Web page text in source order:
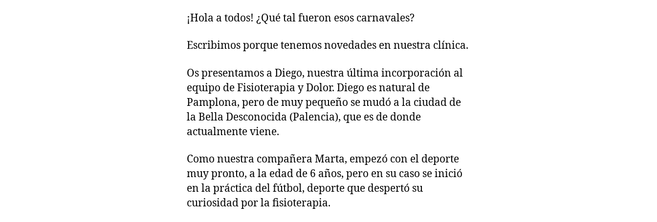
¡Hola a todos! ¿Qué tal fueron esos carnavales?
Escribimos porque tenemos novedades en nuestra clínica.
Os presentamos a Diego, nuestra última incorporación al
equipo de Fisioterapia y Dolor. Diego es natural de
Pamplona, pero de muy pequeño se mudó a la ciudad de
la Bella Desconocida (Palencia), que es de donde
actualmente viene.
Como nuestra compañera Marta, empezó con el deporte
muy pronto, a la edad de 6 años, pero en su caso se inició
en la práctica del fútbol, deporte que despertó su
curiosidad por la fisioterapia.